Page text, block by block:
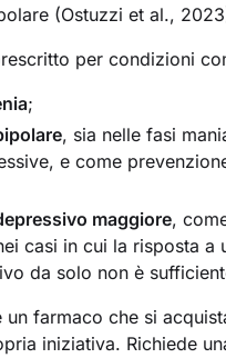
(Ostuzzi et al.,
per condizioni
;
, sia nelle fasi
e come
maggiore,
casi in cui la risposta a
da solo non è
un farmaco che si
iniziativa. Richiede